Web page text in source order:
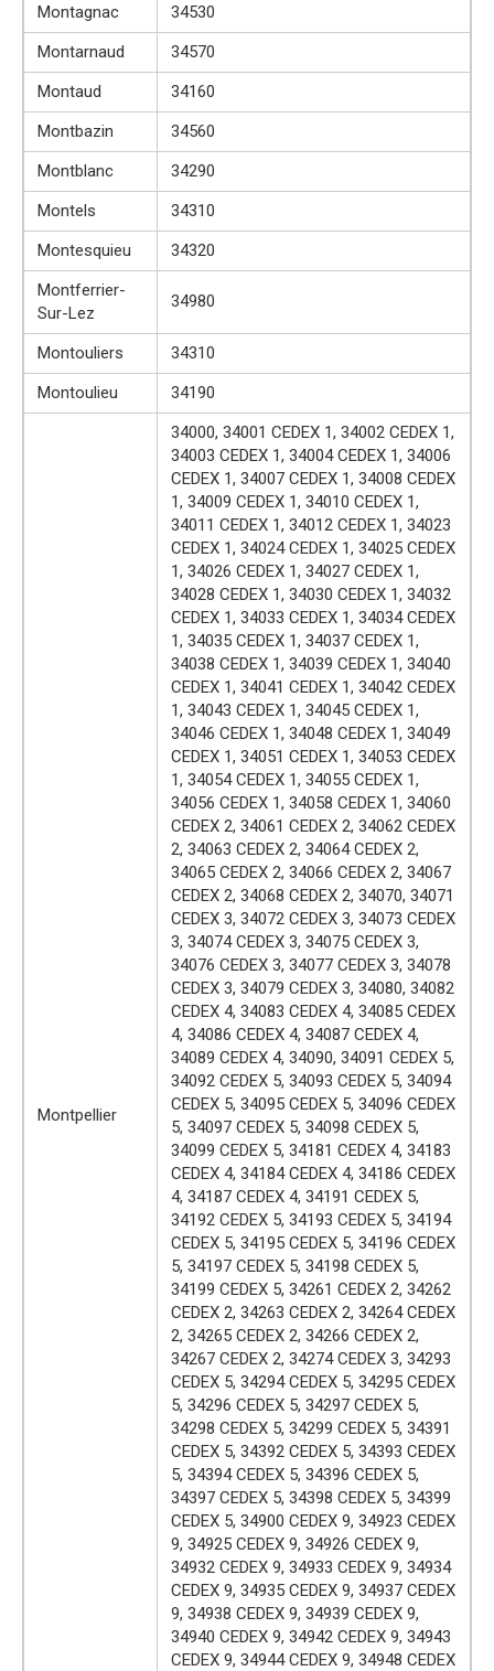
Montagnac
34530
Montarnaud
34570
Montaud
34160
Montbazin
34560
Montblanc
34290
Montels
34310
Montesquieu
34320
Montferrier-
Sur-Lez
34980
Montouliers
34310
Montoulieu
34190
Montpellier
34000, 34001 CEDEX 1, 34002 CEDEX 1,
34003 CEDEX 1, 34004 CEDEX 1, 34006
CEDEX 1, 34007 CEDEX 1, 34008 CEDEX
1, 34009 CEDEX 1, 34010 CEDEX 1,
34011 CEDEX 1, 34012 CEDEX 1, 34023
CEDEX 1, 34024 CEDEX 1, 34025 CEDEX
1, 34026 CEDEX 1, 34027 CEDEX 1,
34028 CEDEX 1, 34030 CEDEX 1, 34032
CEDEX 1, 34033 CEDEX 1, 34034 CEDEX
1, 34035 CEDEX 1, 34037 CEDEX 1,
34038 CEDEX 1, 34039 CEDEX 1, 34040
CEDEX 1, 34041 CEDEX 1, 34042 CEDEX
1, 34043 CEDEX 1, 34045 CEDEX 1,
34046 CEDEX 1, 34048 CEDEX 1, 34049
CEDEX 1, 34051 CEDEX 1, 34053 CEDEX
1, 34054 CEDEX 1, 34055 CEDEX 1,
34056 CEDEX 1, 34058 CEDEX 1, 34060
CEDEX 2, 34061 CEDEX 2, 34062 CEDEX
2, 34063 CEDEX 2, 34064 CEDEX 2,
34065 CEDEX 2, 34066 CEDEX 2, 34067
CEDEX 2, 34068 CEDEX 2, 34070, 34071
CEDEX 3, 34072 CEDEX 3, 34073 CEDEX
3, 34074 CEDEX 3, 34075 CEDEX 3,
34076 CEDEX 3, 34077 CEDEX 3, 34078
CEDEX 3, 34079 CEDEX 3, 34080, 34082
CEDEX 4, 34083 CEDEX 4, 34085 CEDEX
4, 34086 CEDEX 4, 34087 CEDEX 4,
34089 CEDEX 4, 34090, 34091 CEDEX 5,
34092 CEDEX 5, 34093 CEDEX 5, 34094
CEDEX 5, 34095 CEDEX 5, 34096 CEDEX
5, 34097 CEDEX 5, 34098 CEDEX 5,
34099 CEDEX 5, 34181 CEDEX 4, 34183
CEDEX 4, 34184 CEDEX 4, 34186 CEDEX
4, 34187 CEDEX 4, 34191 CEDEX 5,
34192 CEDEX 5, 34193 CEDEX 5, 34194
CEDEX 5, 34195 CEDEX 5, 34196 CEDEX
5, 34197 CEDEX 5, 34198 CEDEX 5,
34199 CEDEX 5, 34261 CEDEX 2, 34262
CEDEX 2, 34263 CEDEX 2, 34264 CEDEX
2, 34265 CEDEX 2, 34266 CEDEX 2,
34267 CEDEX 2, 34274 CEDEX 3, 34293
CEDEX 5, 34294 CEDEX 5, 34295 CEDEX
5, 34296 CEDEX 5, 34297 CEDEX 5,
34298 CEDEX 5, 34299 CEDEX 5, 34391
CEDEX 5, 34392 CEDEX 5, 34393 CEDEX
5, 34394 CEDEX 5, 34396 CEDEX 5,
34397 CEDEX 5, 34398 CEDEX 5, 34399
CEDEX 5, 34900 CEDEX 9, 34923 CEDEX
9, 34925 CEDEX 9, 34926 CEDEX 9,
34932 CEDEX 9, 34933 CEDEX 9, 34934
CEDEX 9, 34935 CEDEX 9, 34937 CEDEX
9, 34938 CEDEX 9, 34939 CEDEX 9,
34940 CEDEX 9, 34942 CEDEX 9, 34943
CEDEX 9, 34944 CEDEX 9, 34948 CEDEX